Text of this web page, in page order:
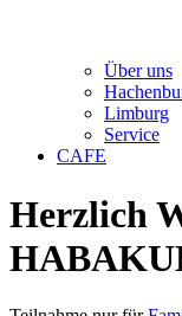
Über uns
Limburg
Service
CAFE
Herzlich